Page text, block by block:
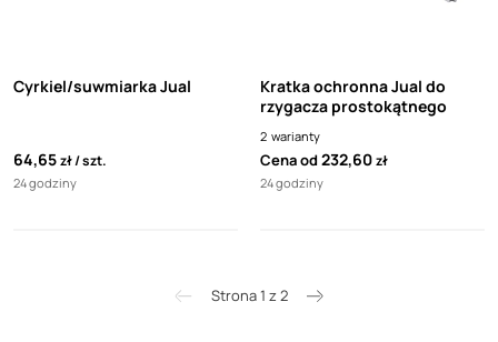
Cyrkiel/suwmiarka Jual
64,65zł szt.
24 godziny
Kratka ochronna Jual do
rzygacza prostokątnego
2 warianty
Cena od232,60zł
24 godziny
Strona 1 z 2